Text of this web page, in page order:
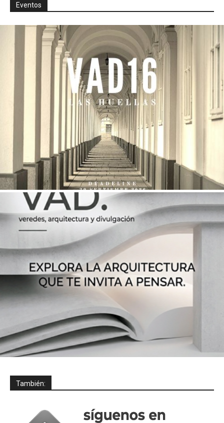
Eventos
También: